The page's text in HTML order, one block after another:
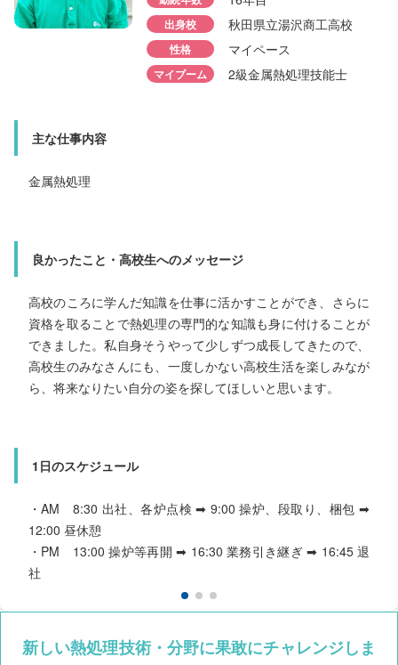
出身校 秋田県立湯沢商工高校
性格 マイペース
マイブーム 2級金属熱処理技能士
主な仕事内容
金属熱処理
良かったこと・高校生へのメッセージ
高校のころに学んだ知識を仕事に活かすことができ、さらに
資格を取ることで熱処理の専門的な知識も身に付けることが
できました。私自身そうやって少しずつ成長してきたので、
高校生のみなさんにも、一度しかない高校生活を楽しみなが
ら、将来なりたい自分の姿を探してほしいと思います。
1日のスケジュール
・AM 8:30 出社、各炉点検 ➡ 9:00 操炉、段取り、梱包 ➡
12:00 昼休憩
・PM 13:00 操炉等再開 ➡ 16:30 業務引き継ぎ ➡ 16:45 退
社
勤続年数 2年目
出身校 厚木清南高校
慎重
マイブーム
検査
学んだこと・職場の雰囲気
硬さ試験機の使い方や熱処理の知識など、最初は分からない
ことばかりでしたが、入社してから少しずつできることが増
えてきました。困った時や分からない事があれば周りの先輩
方がしっかりサポートしてくれるので、安心して働けます。
・AM 8:30 出社、検査 ➡ 10:00 休憩 ➡ 10:10 作業開始 ➡
・PM 13:00 検査 ➡ 15:00 休憩 ➡ 15:10 作業開始 ➡ 17:00
退社
生産課
勤続年数
出身校 光明学園相模原高
性格 几帳面
入社のきっかけ・学んだこと
小さい頃からものづくりや体を動かすことが好きで、将来は一人でも多くの人を表ではなく陰で支えたいと思い、当社への入社を決めました。高校生のみなさんには、できるだけ早い段階で「自分は将来何をしたいのか」を考えて、周りの人の意見や体験談を聞いてみることをおすすめします。きっと進路を選ぶときの大きなヒントになると思います。
・PM 13:00 オペレーター業務 ➡ 16:45 退社
新しい熱処理技術・分野に果敢にチャレンジしま